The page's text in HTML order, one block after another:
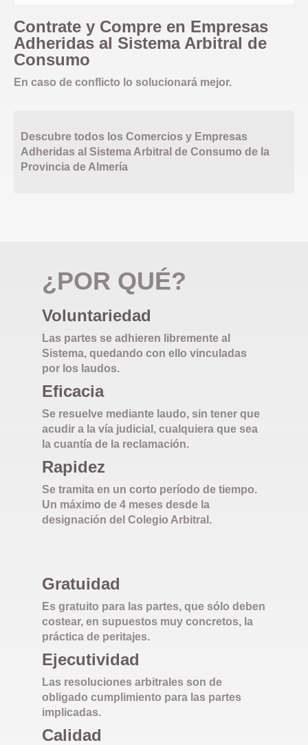
Contrate y Compre en Empresas
Adheridas al Sistema Arbitral de
Consumo
En caso de conflicto lo solucionará mejor.
Descubre todos los Comercios y Empresas
Adheridas al Sistema Arbitral de Consumo de la
Provincia de Almería
¿POR QUÉ?
Voluntariedad
Las partes se adhieren libremente al
Sistema, quedando con ello vinculadas
por los laudos.
Eficacia
Se resuelve mediante laudo, sin tener que
acudir a la vía judicial, cualquiera que sea
la cuantía de la reclamación.
Rapidez
Se tramita en un corto período de tiempo.
Un máximo de 4 meses desde la
designación del Colegio Arbitral.
Gratuidad
Es gratuito para las partes, que sólo deben
costear, en supuestos muy concretos, la
práctica de peritajes.
Ejecutividad
Las resoluciones arbitrales son de
obligado cumplimiento para las partes
implicadas.
Calidad